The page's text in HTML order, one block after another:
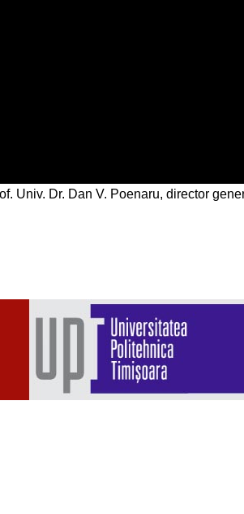
Univ. Dr. Dan V. Poenaru, director